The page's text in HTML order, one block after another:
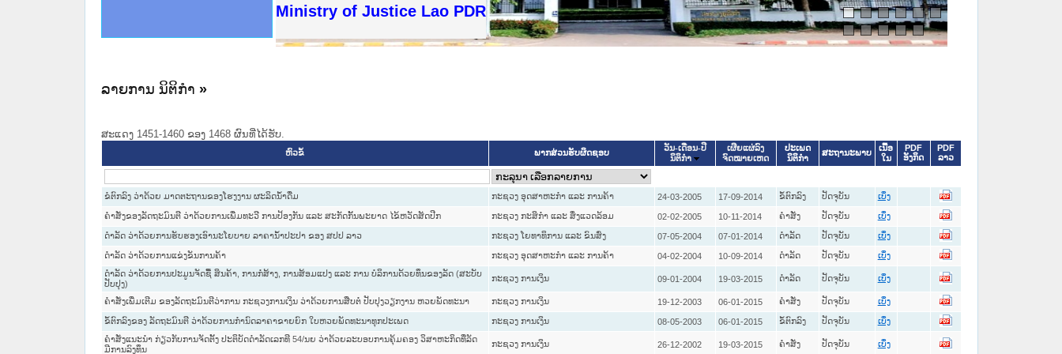
Ministry of Justice Lao PDR
ານສະພາປະຊາຊົນ ພາກເໜືອ
ທາງລັດຖະການ
ສຳລັບ ພາກກາງ
ສຳລັບ ພາກໃຕ້
ວິທະຍາຄານຕຳຫຼວດປະຊາຊົນ
ວິທະຍາຄານສັນຕິບານປະຊາຊົນ
ຂັ້ນແຂວງພາກເໜືອ
ານສະພາປະຊາຊົນ ພາກກາງ
ລາຍການ ນິຕິກໍາ »
ສະແດງ 1451-1460 ຂອງ 1468 ຜົນທີ່ໄດ້ຮັບ.
ຫົວຂໍ້ ພາກສ່ວນຮັບຜິດຊອບ
ວັນ-ເດືອນ-ປີ
ນິຕິກໍາ
ເຜີຍແຜ່ລົງ
ຈົດໝາຍເຫດ
ປະເພດ
ນິຕິກໍາ
ສະຖານະພາບ
ເນື້ອ
ໃນ
PDF
ອັງກິດ
PDF
ລາວ
ຂໍຕົກລົງ ວ່າດ້ວຍ ມາດຕະຖານຂອງໂຮງງານ ຜະລິດນ້ຳດື່ມ ກະຊວງ ອຸດສາຫະກຳ ແລະ ການຄ້າ 24-03-2005 17-09-2014 ຂໍ້ຕົກລົງ ປັດຈຸບັນ ເບິ່ງ
ຄໍາສັ່ງຂອງລັດຖະມົນຕີ ວ່າດ້ວຍການເພີ່ມທະວີ ການປ້ອງກັນ ແລະ ສະກັດກັ້ນພະຍາດ ໄຂ້ຫວັດສັດປີກ ກະຊວງ ກະສິກຳ ແລະ ສິ່ງແວດລ້ອມ 02-02-2005 10-11-2014 ຄໍາສັ່ງ ປັດຈຸບັນ ເບິ່ງ
ດຳລັດ ວ່າດ້ວຍການຮັບຮອງເອົານະໂຍບາຍ ລາຄານ້ຳປະປາ ຂອງ ສປປ ລາວ ກະຊວງ ໂຍທາທິການ ແລະ ຂົນສົ່ງ 07-05-2004 07-01-2014 ດໍາລັດ ປັດຈຸບັນ ເບິ່ງ
ດໍາລັດ ວ່າດ້ວຍການແຂ່ງຂັນການຄ້າ ກະຊວງ ອຸດສາຫະກຳ ແລະ ການຄ້າ 04-02-2004 10-09-2014 ດໍາລັດ ປັດຈຸບັນ ເບິ່ງ
ດຳລັດ ວ່າດ້ວຍການປະມູນຈັດຊື້ ສິນຄ້າ, ການກໍ່ສ້າງ, ການສ້ອມແປງ ແລະ ການ ບໍລິການດ້ວຍທຶນຂອງລັດ (ສະບັບ
ປັບປຸງ)
ກະຊວງ ການເງິນ 09-01-2004 19-03-2015 ດໍາລັດ ປັດຈຸບັນ ເບິ່ງ
ຄຳສັ່ງເພີ່ມເຕີມ ຂອງລັດຖະມົນຕີວ່າການ ກະຊວງການເງິນ ວ່າດ້ວຍການສືບຕໍ່ ປັບປຸງວຽກງານ ຫວຍພັດທະນາ ກະຊວງ ການເງິນ 19-12-2003 06-01-2015 ຄໍາສັ່ງ ປັດຈຸບັນ ເບິ່ງ
ຂໍ້ຕົກລົງຂອງ ລັດຖະມົນຕີ ວ່າດ້ວຍການກຳນົດລາຄາຂາຍຍົກ ໃບຫວຍພັດທະນາທຸກປະເພດ ກະຊວງ ການເງິນ 08-05-2003 06-01-2015 ຂໍ້ຕົກລົງ ປັດຈຸບັນ ເບິ່ງ
ຄຳສັ່ງແນະນຳ ກ່ຽວກັບການຈັດຕັ້ງ ປະຕິບັດດຳລັດເລກທີ 54/ນຍ ວ່າດ້ວຍລະບອບການຄຸ້ມຄອງ ວິສາຫະກິດທີ່ລັດ
ມີການລົງທຶນ
ກະຊວງ ການເງິນ 26-12-2002 19-03-2015 ຄໍາສັ່ງ ປັດຈຸບັນ ເບິ່ງ